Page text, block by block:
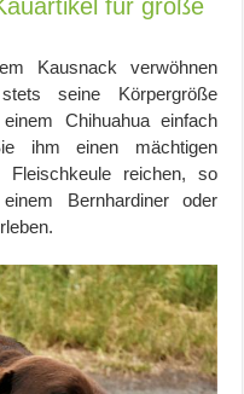
für große
Kausnack verwöhnen
seine Körpergröße
Chihuahua einfach
ihm einen mächtigen
reichen, so
Bernhardiner oder